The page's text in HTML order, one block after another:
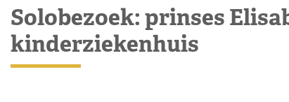
Solobezoek: prinses
kinderziekenhuis